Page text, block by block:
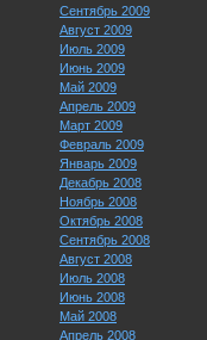
Сентябрь 2009
Август 2009
Июль 2009
Июнь 2009
Май 2009
Апрель 2009
Март 2009
Февраль 2009
Январь 2009
Декабрь 2008
Ноябрь 2008
Октябрь 2008
Сентябрь 2008
Август 2008
Июль 2008
Июнь 2008
Май 2008
Апрель 2008